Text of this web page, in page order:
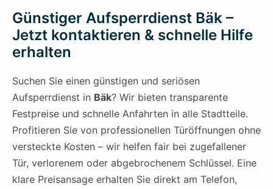
Günstiger Aufsperrdienst Bäk –
Jetzt kontaktieren & schnelle Hilfe
erhalten
Suchen Sie einen günstigen und seriösen
Aufsperrdienst in Bäk? Wir bieten transparente
Festpreise und schnelle Anfahrten in alle Stadtteile.
Profitieren Sie von professionellen Türöffnungen ohne
versteckte Kosten – wir helfen fair bei zugefallener
Tür, verlorenem oder abgebrochenem Schlüssel. Eine
klare Preisansage erhalten Sie direkt am Telefon,